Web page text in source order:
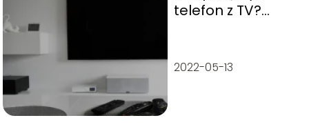
telefon z TV?
2022-05-13